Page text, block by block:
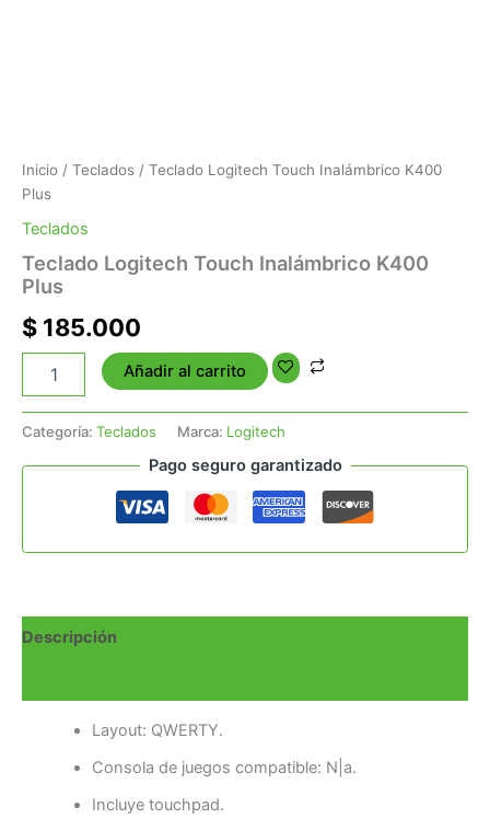
Inicio / Teclados / Teclado Logitech Touch Inalámbrico K400
Plus
Teclados
Teclado Logitech Touch Inalámbrico K400
Plus
$ 185.000
Añadir al carrito
Categoría: Teclados Marca: Logitech
Pago seguro garantizado
Descripción
Layout: QWERTY.
Consola de juegos compatible: N|a.
Incluye touchpad.